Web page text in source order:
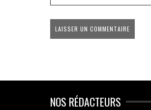
NOS RÉDACTEURS